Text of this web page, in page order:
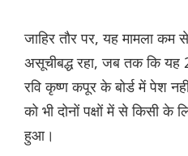
जाहिर तौर पर, यह मामला
असूचीबद्ध रहा, जब तक कि
रवि कृष्ण कपूर के बोर्ड में पेश
को भी दोनों पक्षों में से किसी के
हुआ।